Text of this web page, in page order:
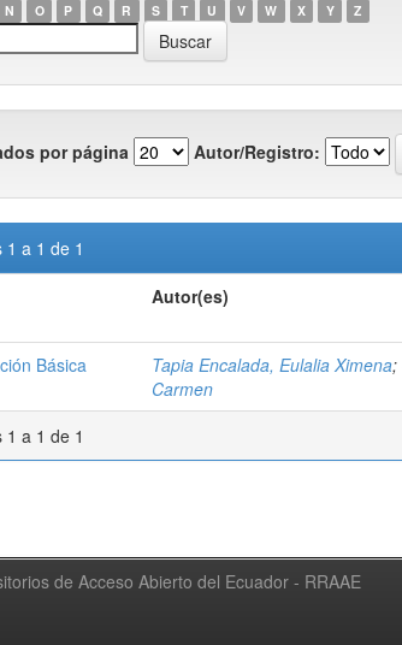
N O P Q R S T U V W X Y Z
por página Autor/Registro:
a 1 de 1
Autor(es)
Básica
Tapia Encalada, Eulalia Ximena;
Carmen
a 1 de 1
de Acceso Abierto del Ecuador - RRAAE